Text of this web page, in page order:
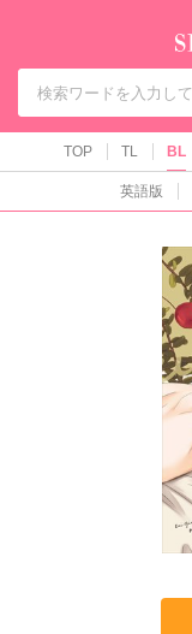
TOP TL BL
英語版